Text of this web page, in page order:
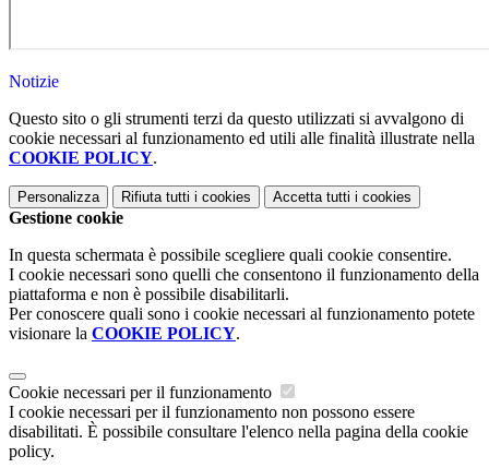
Notizie
Questo sito o gli strumenti terzi da questo utilizzati si avvalgono di
cookie necessari al funzionamento ed utili alle finalità illustrate nella
COOKIE POLICY.
Personalizza Rifiuta tutti i cookies Accetta tutti i cookies
Gestione cookie
In questa schermata è possibile scegliere quali cookie consentire.
I cookie necessari sono quelli che consentono il funzionamento della
piattaforma e non è possibile disabilitarli.
Per conoscere quali sono i cookie necessari al funzionamento potete
visionare la COOKIE POLICY.
Cookie necessari per il funzionamento
I cookie necessari per il funzionamento non possono essere
disabilitati. È possibile consultare l'elenco nella pagina della cookie
policy.